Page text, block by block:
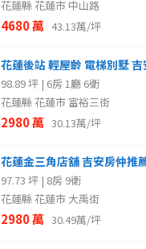
花蓮縣 花蓮市 中山路
4680 萬 43.13萬/坪
花蓮後站 輕屋齡 電梯別墅
98.89 坪 | 6房 1廳 6衛
花蓮縣 花蓮市 富裕三街
2980 萬 30.13萬/坪
花蓮金三角店舖 吉安房仲推
97.73 坪 | 8房 9衛
花蓮縣 花蓮市 大禹街
2980 萬 30.49萬/坪